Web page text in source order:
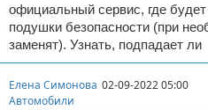
официальный сервис, где
подушки безопасности (при
заменят). Узнать, подпадает ли
Елена Симонова 02-09-2022 05:00
Автомобили